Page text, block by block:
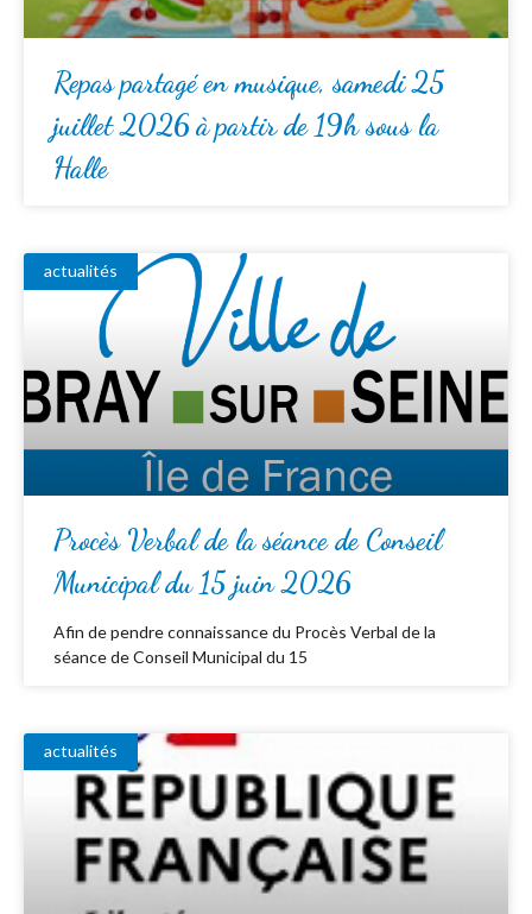
Repas partagé en musique, samedi 25
juillet 2026 à partir de 19h sous la
Halle
actualités
Procès Verbal de la séance de Conseil
Municipal du 15 juin 2026
Afin de pendre connaissance du Procès Verbal de la
séance de Conseil Municipal du 15
actualités